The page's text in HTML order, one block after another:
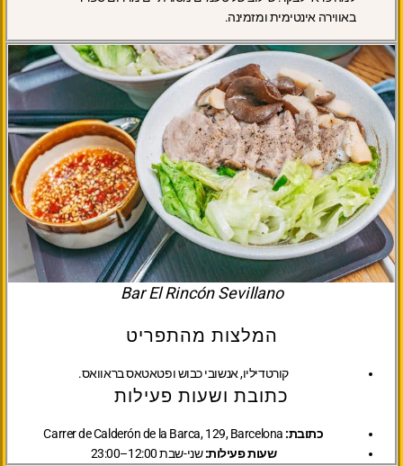
באווירה אינטימית ומזמינה.
Bar El Rincón Sevillano
המלצות מהתפריט
קורטדיליו, אנשובי כבוש ופטאטאס בראוואס.
כתובת ושעות פעילות
כתובת:
שעות פעילות:שני-שבת 12:00–23:00